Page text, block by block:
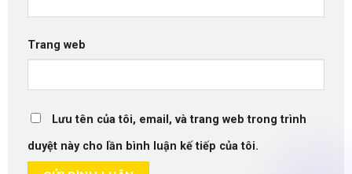
Trang web
Lưu tên của tôi, email, và trang web trong trình
duyệt này cho lần bình luận kế tiếp của tôi.